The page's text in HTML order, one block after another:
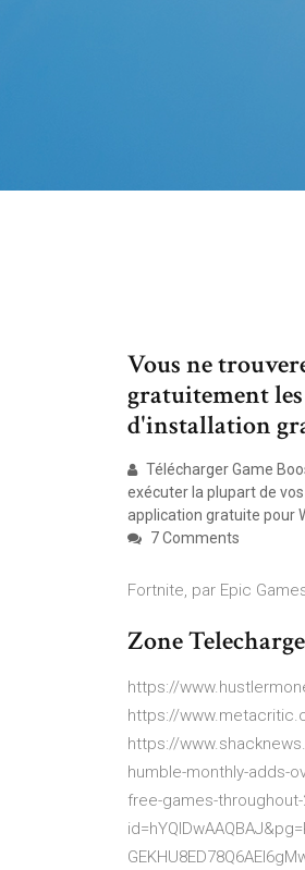
Vous ne
gratuitement
d'installation
Télécharger Game
exécuter la plupart de
application gratuite pour
7 Comments
Fortnite, par Epic
Zone
https://
https://
https://
humble-monthly-adds-
free-games-